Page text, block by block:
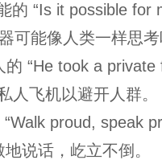
的 “Is it possible for
可能像人类一样思
的 “He took a private
人飞机以避开人群。
proud, speak
说话，屹立不倒。